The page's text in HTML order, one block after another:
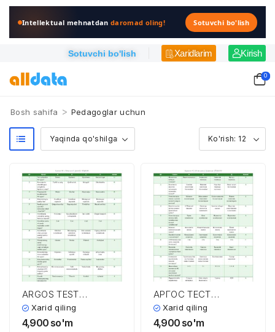
Intellektual mehnatdandaromad oling! Sotuvchi bo'lish
Sotuvchi bo'lish Xaridlarim Kirish
0
Bosh sahifa > Pedagoglar uchun
ARGOS TEST
SAVOLLARI VA
JAVOBLARI
Xarid qiling
4,900 so'm
АРГОС ТЕСТ
САВОЛЛАРИ ВА
ЖАВОБЛАРИ
Xarid qiling
4,900 so'm